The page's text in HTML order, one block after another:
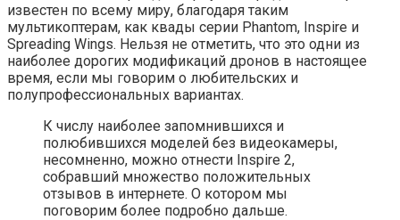
известен по всему миру, благодаря таким
мультикоптерам, как квады серии Phantom, Inspire и
Spreading Wings. Нельзя не отметить, что это одни из
наиболее дорогих модификаций дронов в настоящее
время, если мы говорим о любительских и
полупрофессиональных вариантах.
К числу наиболее запомнившихся и
полюбившихся моделей без видеокамеры,
несомненно, можно отнести Inspire 2,
собравший множество положительных
отзывов в интернете. О котором мы
поговорим более подробно дальше.